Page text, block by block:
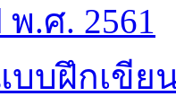
.ศ. 2561
บบฝึกเขีย